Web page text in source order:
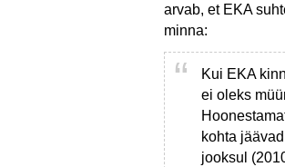
arvab, et EKA
minna:
Kui EKA
ei oleks
kohta
jooksul